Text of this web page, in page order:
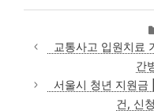
교통사고 입원치료
간
서울시 청년 지원금
건, 신